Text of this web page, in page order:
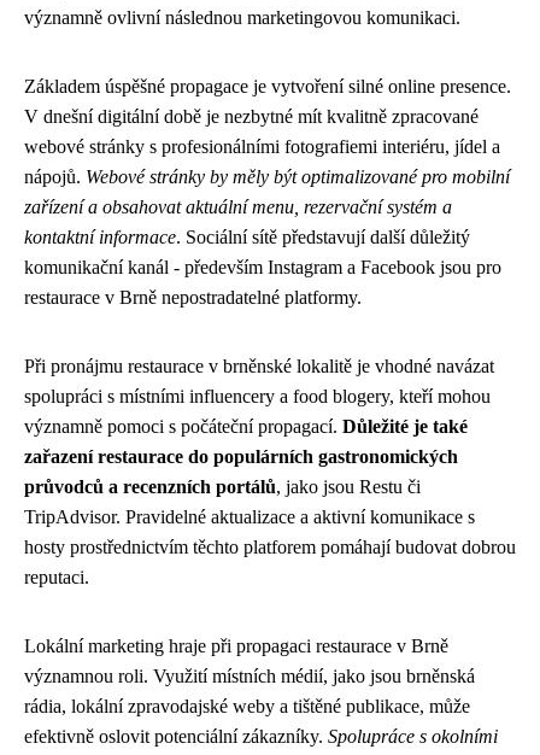
významně ovlivní následnou marketingovou komunikaci.
Základem úspěšné propagace je vytvoření silné online presence.
V dnešní digitální době je nezbytné mít kvalitně zpracované
webové stránky s profesionálními fotografiemi interiéru, jídel a
nápojů. Webové stránky by měly být optimalizované pro mobilní
zařízení a obsahovat aktuální menu, rezervační systém a
kontaktní informace. Sociální sítě představují další důležitý
komunikační kanál - především Instagram a Facebook jsou pro
restaurace v Brně nepostradatelné platformy.
Při pronájmu restaurace v brněnské lokalitě je vhodné navázat
spolupráci s místními influencery a food blogery, kteří mohou
významně pomoci s počáteční propagací. Důležité je také
zařazení restaurace do populárních gastronomických
průvodců a recenzních portálů, jako jsou Restu či
TripAdvisor. Pravidelné aktualizace a aktivní komunikace s
hosty prostřednictvím těchto platforem pomáhají budovat dobrou
reputaci.
Lokální marketing hraje při propagaci restaurace v Brně
významnou roli. Využití místních médií, jako jsou brněnská
rádia, lokální zpravodajské weby a tištěné publikace, může
efektivně oslovit potenciální zákazníky. Spolupráce s okolními